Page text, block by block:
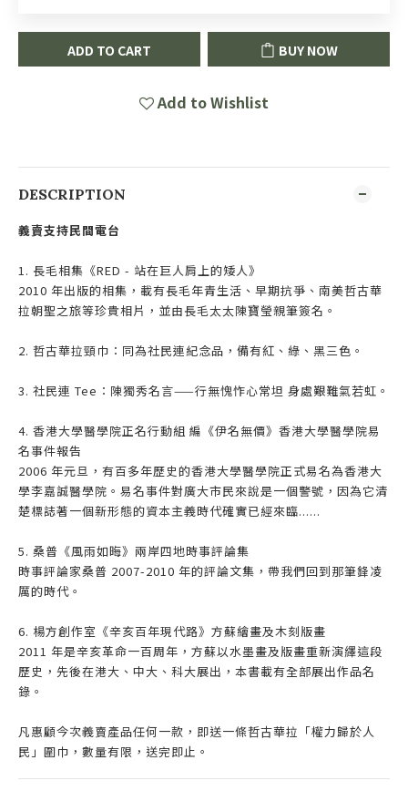
ADD TO CART BUY NOW
Add to Wishlist
DESCRIPTION
義賣支持民間電台
1. 長毛相集《RED - 站在巨人肩上的矮人》
2010 年出版的相集，載有長毛年青生活、早期抗爭、南美哲古華
拉朝聖之旅等珍貴相片，並由長毛太太陳寶瑩親筆簽名。
2. 哲古華拉頸巾：同為社民連紀念品，備有紅、綠、黑三色。
3. 社民連 Tee：陳獨秀名言——行無愧怍心常坦 身處艱難氣若虹。
4. 香港大學醫學院正名行動組 編《伊名無價》香港大學醫學院易
名事件報告
2006 年元旦，有百多年歷史的香港大學醫學院正式易名為香港大
學李嘉誠醫學院。易名事件對廣大市民來說是一個警號，因為它清
楚標誌著一個新形態的資本主義時代確實已經來臨......
5. 桑普《風雨如晦》兩岸四地時事評論集
時事評論家桑普 2007-2010 年的評論文集，帶我們回到那筆鋒凌
厲的時代。
6. 楊方創作室《辛亥百年現代路》方蘇繪畫及木刻版畫
2011 年是辛亥革命一百周年，方蘇以水墨畫及版畫重新演繹這段
歷史，先後在港大、中大、科大展出，本書載有全部展出作品名
錄。
凡惠顧今次義賣產品任何一款，即送一條哲古華拉「權力歸於人
民」圍巾，數量有限，送完即止。